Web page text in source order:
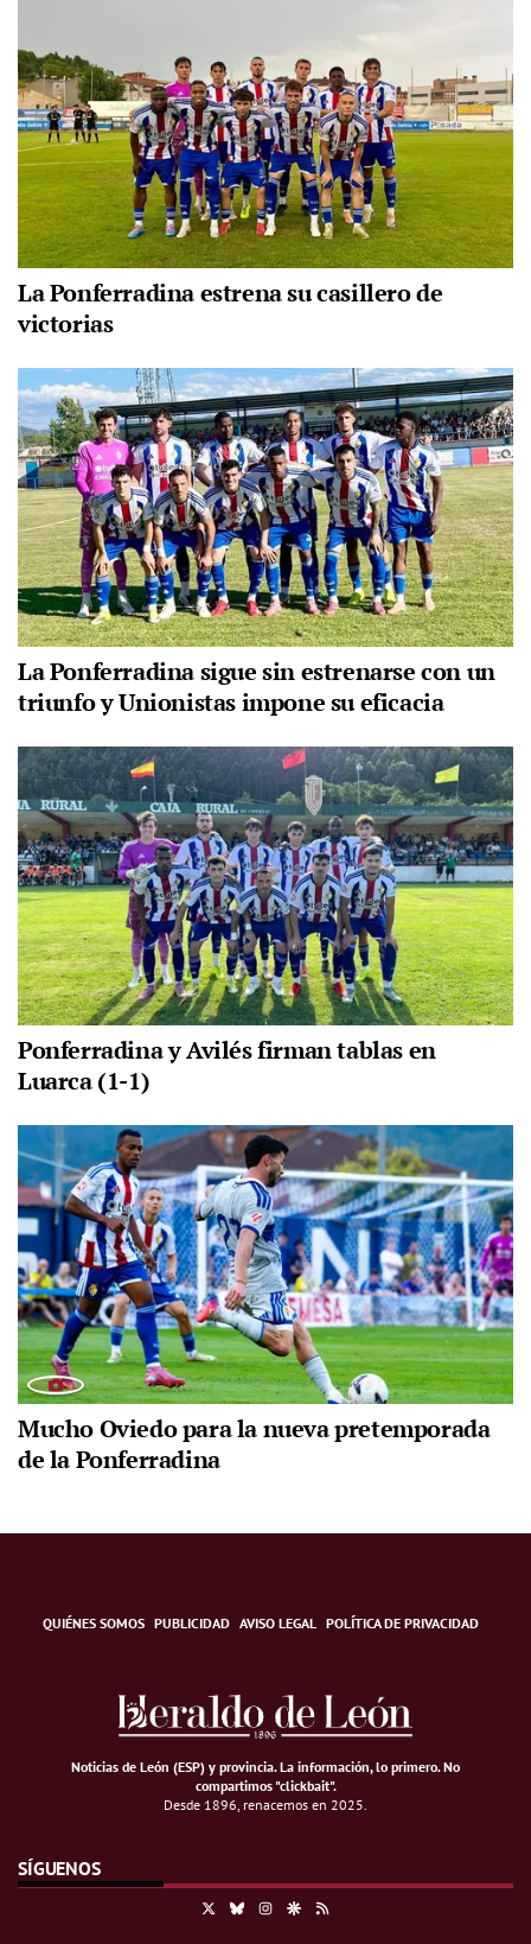
La Ponferradina estrena su casillero de
victorias
La Ponferradina sigue sin estrenarse con un
triunfo y Unionistas impone su eficacia
Ponferradina y Avilés firman tablas en
Luarca (1-1)
Mucho Oviedo para la nueva pretemporada
de la Ponferradina
QUIÉNES SOMOS PUBLICIDAD AVISO LEGAL POLÍTICA DE PRIVACIDAD
Noticias de León (ESP) y provincia. La información, lo primero.No
compartimos "clickbait".
Desde 1896, renacemos en 2025.
SÍGUENOS
BlueskyInstagramGoogle Discover